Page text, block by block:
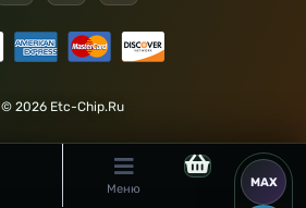
© 2026 Etc-Chip.Ru
Меню